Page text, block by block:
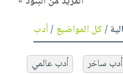
/كل المواضيع/أدب
أدب ساخر
أدب عالمي